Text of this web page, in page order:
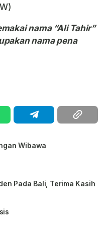
nama “Ali Tahir”
nama pena
Wibawa
Pada Bali, Terima Kasih